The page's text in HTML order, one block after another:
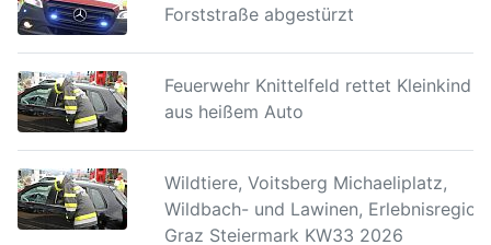
Forststraße abgestürzt
Feuerwehr Knittelfeld rettet Kleinkind
aus heißem Auto
Wildtiere, Voitsberg Michaeliplatz,
Wildbach- und Lawinen, Erlebnisregion
Graz Steiermark KW33 2026